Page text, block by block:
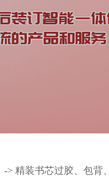
-> 精装书芯过胶、包背